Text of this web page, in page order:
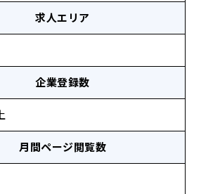
月額2~3万円
種 土木工事業/建築工事業/運送・
ア
者層 20～40代
求人エリア
企業登録数
月間ページ閲覧数